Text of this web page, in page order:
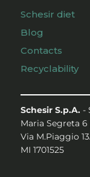
Schesir diet
Blog
Contacts
Recyclability
Schesir S.p.A.-
Maria Segreta 6
Via M.Piaggio
MI 1701525